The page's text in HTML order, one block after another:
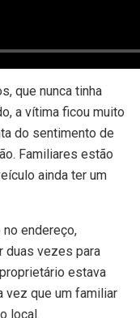
que nunca tinha
a vítima ficou muito
do sentimento de
Familiares estão
ainda ter um
endereço,
duas vezes para
estava
vez que um familiar
local.